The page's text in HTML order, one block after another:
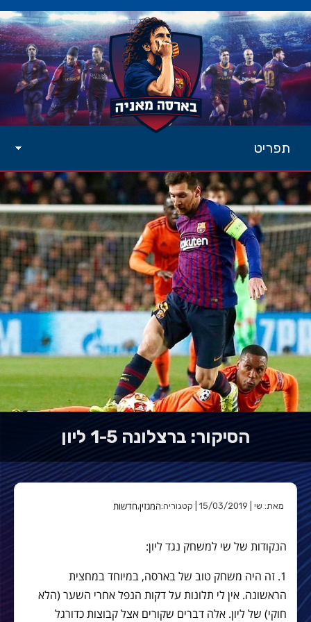
תפריט
הסיקור: ברצלונה 1-5 ליון
מאת: שי | 15/03/2019 | קטגוריה: המגזין,חדשות
הנקודות של שי למשחק נגד ליון:
1. זה היה משחק טוב של בארסה, במיוחד במחצית
הראשונה. אין לי תלונות על דקות הנפל אחרי השער (הלא
חוקי) של ליון. אלה דברים שקורים אצל קבוצות כדורגל